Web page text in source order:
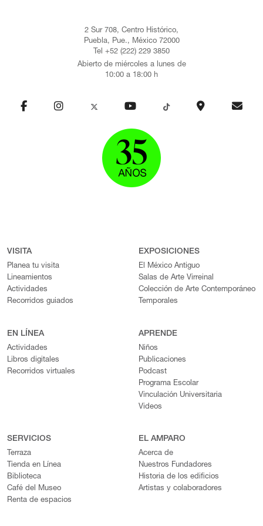
2 Sur 708, Centro Histórico,
Puebla, Pue., México 72000
Tel +52 (222) 229 3850
Abierto de miércoles a lunes de
10:00 a 18:00 h
VISITA
Planea tu visita
Lineamientos
Actividades
Recorridos guiados
EXPOSICIONES
El México Antiguo
Salas de Arte Virreinal
Colección de Arte Contemporáneo
Temporales
EN LÍNEA
Actividades
Libros digitales
Recorridos virtuales
APRENDE
Niños
Publicaciones
Podcast
Programa Escolar
Vinculación Universitaria
Videos
SERVICIOS
Terraza
Tienda en Línea
Biblioteca
Café del Museo
Renta de espacios
EL AMPARO
Acerca de
Nuestros Fundadores
Historia de los edificios
Artistas y colaboradores